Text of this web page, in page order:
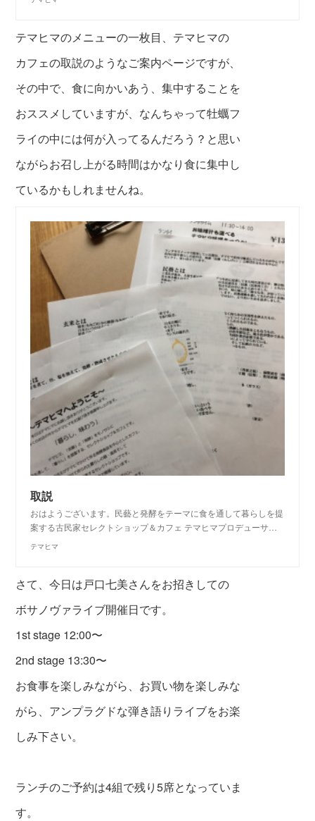
テマヒマのメニューの一枚目、テマヒマの
カフェの取説のようなご案内ページですが、
その中で、食に向かいあう、集中することを
おススメしていますが、なんちゃって牡蠣フ
ライの中には何が入ってるんだろう？と思い
ながらお召し上がる時間はかなり食に集中し
ているかもしれませんね。
取説
おはようございます。民藝と発酵をテーマに食を通して暮らしを提
案する古民家セレクトショップ＆カフェ テマヒマプロデューサ…
テマヒマ
さて、今日は戸口七美さんをお招きしての
ボサノヴァライブ開催日です。
1st stage 12:00〜
2nd stage 13:30〜
お食事を楽しみながら、お買い物を楽しみな
がら、アンプラグドな弾き語りライブをお楽
しみ下さい。
ランチのご予約は4組で残り5席となっていま
す。